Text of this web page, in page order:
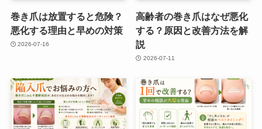
巻き爪は放置すると危険？
悪化する理由と早めの対策
2026-07-16
高齢者の巻き爪はなぜ悪化
する？原因と改善方法を解
説
2026-07-11